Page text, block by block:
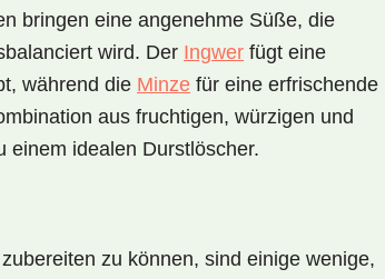
bringen eine angenehme Süße, die
wird. Der Ingwer fügt eine
während die Minze für eine erfrischende
aus fruchtigen, würzigen und
einem idealen Durstlöscher.
zubereiten zu können, sind einige wenige,